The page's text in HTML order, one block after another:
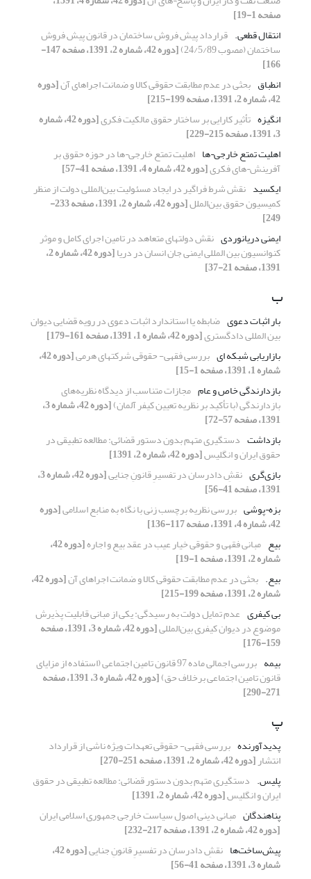
صفحه 1-19]
انتقال قطعی. قرارداد پیش فروش ساختمان در قانون پیش فروش
ساختمان (مصوب 24/5/89) [دوره 42، شماره 2، 1391، صفحه 147-
166]
انطباق بحثی در عدم مطابقت حقوقی کالا و ضمانت اجراهای آن[دوره
42، شماره 2، 1391، صفحه 199-215]
انگیزه تأثیر کارایی بر ساختار حقوق مالکیت فکری [دوره 42، شماره
3، 1391، صفحه 215-229]
اهلیت تمتع خارجی¬ها اهلیت تمتع خارجی¬ها در حوزه حقوق بر
آفرینش¬های فکری[دوره 42، شماره 4، 1391، صفحه 41-57]
ایکسید نقش شرط فراگیر در ایجاد مسئولیت بین‌المللی دولت از منظر
کمیسیون حقوق ‌بین‌الملل [دوره 42، شماره 2، 1391، صفحه 233-
249]
ایمنی دریانوردی نقش دولتهای متعاهد در تامین اجرای کامل و موثر
کنوانسیون بین المللی ایمنی جان انسان در دریا [دوره 42، شماره 2،
1391، صفحه 21-37]
ب
بار اثبات دعوی ضابطه یا استاندارد اثبات دعوی در رویه قضایی دیوان
بین المللی دادگستری[دوره 42، شماره 1، 1391، صفحه 161-179]
بازاریابی شبکه ای بررسی فقهی- حقوقی شرکتهای هرمی [دوره 42،
شماره 1، 1391، صفحه 1-15]
بازدارندگی خاص و عام مجازات متناسب از دیدگاه نظریه‌های
بازدارندگی (با تأکید بر نظریه تعیین کیفر آلمان) [دوره 42، شماره 3،
1391، صفحه 57-72]
بازداشت دستگیری متهم بدون دستور قضائی: مطالعه تطبیقی در
حقوق ایران و انگلیس[دوره 42، شماره 2، 1391]
بازی‌گری نقشِ دادرسان در تفسیرِ قانونِ جنایی [دوره 42، شماره 3،
1391، صفحه 41-56]
بزه¬پوشی بررسی نظریه برچسب زنی با نگاه به منابع اسلامی[دوره
42، شماره 4، 1391، صفحه 117-136]
بیع مبانی فقهی و حقوقی خیار عیب در عقد بیع و اجاره [دوره 42،
شماره 2، 1391، صفحه 1-19]
بیع. بحثی در عدم مطابقت حقوقی کالا و ضمانت اجراهای آن [دوره 42،
شماره 2، 1391، صفحه 199-215]
بی کیفری عدم تمایل دولت به رسیدگی: یکی از مبانی قابلیت پذیرش
موضوع در دیوان کیفری بین‌المللی [دوره 42، شماره 3، 1391، صفحه
159-176]
بیمه
بررسی اجمالی ماده 97 قانون تامین اجتماعی (استفاده از مزایای
قانون تامین اجتماعی برخلاف حق) [دوره 42، شماره 3، 1391، صفحه
271-290]
پ
پدیدآورنده بررسی فقهی- حقوقی تعهدات ویژه ناشی از قرارداد
انتشار[دوره 42، شماره 2، 1391، صفحه 251-270]
پلیس. دستگیری متهم بدون دستور قضائی: مطالعه تطبیقی در حقوق
ایران و انگلیس[دوره 42، شماره 2، 1391]
پناهندگان مبانی دینی اصول سیاست خارجی جمهوری اسلامی ایران
[دوره 42، شماره 2، 1391، صفحه 217-232]
پیش‌ساخت‌ها نقشِ دادرسان در تفسیرِ قانونِ جنایی [دوره 42،
شماره 3، 1391، صفحه 41-56]